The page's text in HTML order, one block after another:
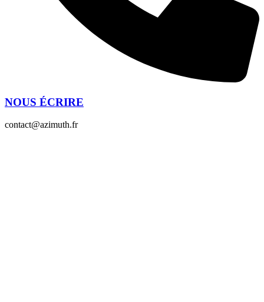
NOUS ÉCRIRE
contact@azimuth.fr